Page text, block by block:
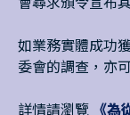
如業務實體成功
委會的調查，亦
詳情請瀏覽 《